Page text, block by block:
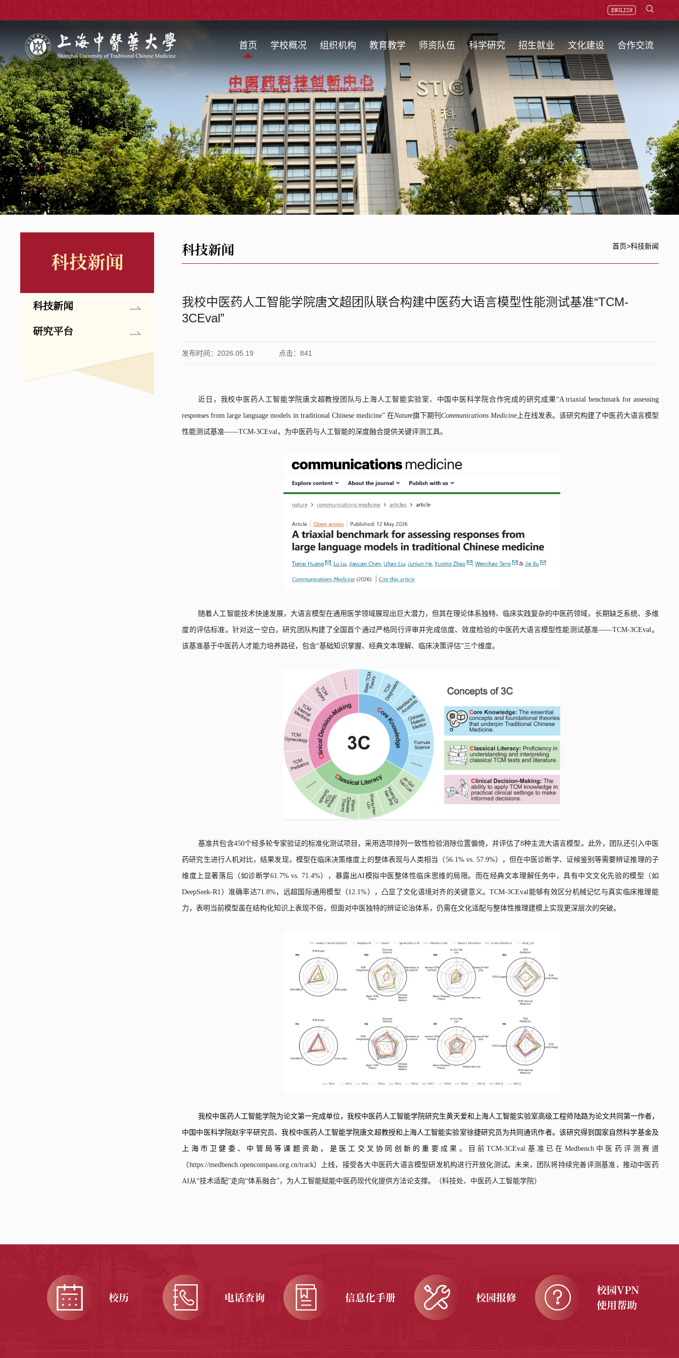
首页 学校概况 组织机构 教育教学 师资队伍 科学研究 招生就业 文化建设 合作交流
科技新闻
科技新闻
研究平台
科技新闻 首页>科技新闻
我校中医药人工智能学院唐文超团队联合构建中医药大语言模型性能测试基准“TCM-
3CEval”
发布时间：2026.05.19 点击：841
近日， 我校中医药 人工智能学院唐文超教授团队与上海人工智能实验室、中国中医科学院合作完成的研究成果“A triaxial benchmark for assessing
responses from large language models in traditional Chinese medicine” 在Nature旗下期刊 Communications Medicine上在线发表。该研究构建了中医药大语言模型
性能测试基准——TCM-3CEval ，为中医药与人工智能的深度融合提供关键评测工具。
随着人工智能技术快速发展，大语言模型在通用医学领域展现出巨大潜力，但其在理论体系独特、临床实践复杂的中医药领域，长期缺乏系统、多维
度的评估标准。针对这一空白，研究团队构建了全国首个通过严格同行评审并完成信度、效度检验的中医药大语言模型性能测试基准——TCM-3CEval 。
该基准基于中医药人才能力培养路径，包含“基础知识掌握、经典文本理解、临床决策评估”三个维度。
基准共包含450个经多轮专家验证的标准化测试项目，采用选项排列一致性检验消除位置偏倚，并评估了8种主流大语言模型。此外， 团队还引入中医
药研究生进行人机对比，结果发现， 模型在临床决策维度上的整体表现与人类相当（56.1% vs. 57.9%），但在中医诊断学、证候鉴别等需要辨证推理的子
维度上显著落后（如诊断学61.7% vs. 71.4%），暴露出AI模拟中医整体性临床思维的局限。而在经典文本理解任务中，具有中文文化先验的模型（如
DeepSeek-R1 ）准确率达71.8%，远超国际通用模型（12.1%），凸显了文化语境对齐的关键意义。TCM-3CEval 能够有效区分机械记忆与真实临床推理能
力，表明当前模型虽在结构化知识上表现不俗，但面对中医独特的辨证论治体系，仍需在文化适配与整体性推理建模上实现更深层次的突破。
我校中医药人工智能学院为论文第一完成单位， 我校中医药人工智能学院研究生黄天爱和 上海人工智能实验室高级工程师陆路为论文共同 第一作者，
中国中医科学院赵宇平研究员、我校中医药人工智能学院唐文超教授和 上海人工智能实验室徐捷研究员 为共同通讯作者。该研究得到国家自然科学基金及
上海市卫健委、中管局等课题资助，是医工交叉协同创新的重 要成果。目前TCM-3CEval 基准已在 Medbench 中医药评测赛道
（https://medbench.opencompass.org.cn/track）上线，接受各大中医药大语言模型研发机构进行开放化测试。未来，团队将持续完善评测基准，推动中医药
AI 从“技术适配”走向“体系融合”，为人工智能赋能中医药现代化提供方法论支撑。 （科技处、中医药人工智能学院）
校历 电话查询 信息化手册 校园报修
校园VPN
使用帮助